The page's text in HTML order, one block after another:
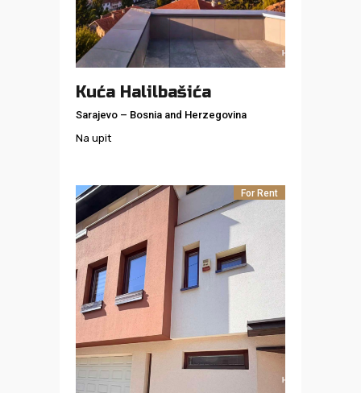
Kuća Halilbašića
Sarajevo – Bosnia and Herzegovina
Na upit
For Rent